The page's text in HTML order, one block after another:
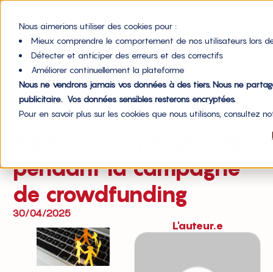
Nous aimerions utiliser des cookies pour :
Mieux comprendre le comportement de nos utilisateurs lors
Détecter et anticiper des erreurs et des correctifs
Améliorer continuellement la plateforme
Nous ne vendrons jamais vos données à des tiers. Nous ne
publicitaire. Vos données sensibles resterons encryptées.
Pour en savoir plus sur les cookies que nous utilisons, consultez
Financement,Gestion de communauté
pendant la campagne
de crowdfunding
30/04/2025
L'auteur.e